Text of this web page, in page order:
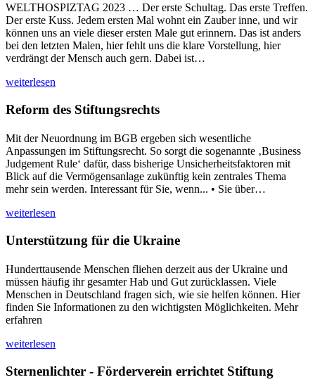
WELTHOSPIZTAG 2023 … Der erste Schultag. Das erste Treffen.
Der erste Kuss. Jedem ersten Mal wohnt ein Zauber inne, und wir
können uns an viele dieser ersten Male gut erinnern. Das ist anders
bei den letzten Malen, hier fehlt uns die klare Vorstellung, hier
verdrängt der Mensch auch gern. Dabei ist…
weiterlesen
Reform des Stiftungsrechts
Mit der Neuordnung im BGB ergeben sich wesentliche
Anpassungen im Stiftungsrecht. So sorgt die sogenannte ‚Business
Judgement Rule‘ dafür, dass bisherige Unsicherheitsfaktoren mit
Blick auf die Vermögensanlage zukünftig kein zentrales Thema
mehr sein werden. Interessant für Sie, wenn... • Sie über…
weiterlesen
Unterstützung für die Ukraine
Hunderttausende Menschen fliehen derzeit aus der Ukraine und
müssen häufig ihr gesamter Hab und Gut zurücklassen. Viele
Menschen in Deutschland fragen sich, wie sie helfen können. Hier
finden Sie Informationen zu den wichtigsten Möglichkeiten. Mehr
erfahren
weiterlesen
Sternenlichter - Förderverein errichtet Stiftung